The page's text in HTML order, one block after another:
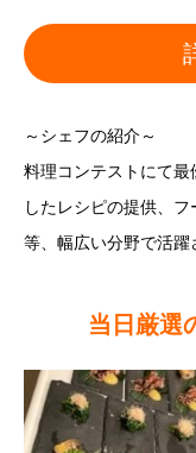
～シェフの紹介～
料理コンテストにて
したレシピの提供、
等、幅広い分野で活躍
当日厳選